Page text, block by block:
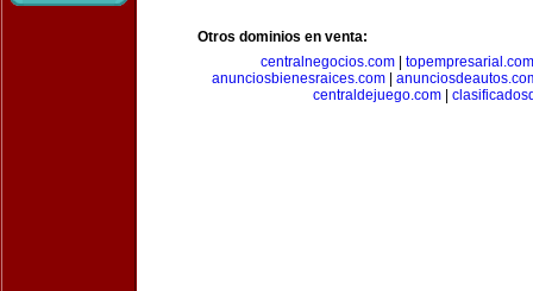
Otros dominios en venta:
centralnegocios.com| topempresarial.com
anunciosbienesraices.com|
centraldejuego.com|